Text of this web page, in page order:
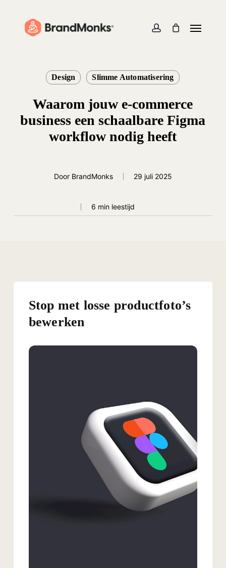
account
Cart Cart
Design Slimme Automatisering
Waarom jouw e-commerce
business een schaalbare Figma
workflow nodig heeft
Door BrandMonks 29 juli 2025
6 min leestijd
Stop met losse productfoto’s
bewerken